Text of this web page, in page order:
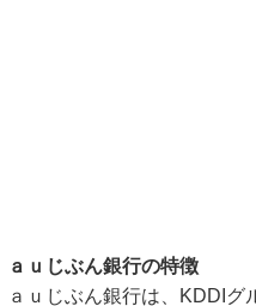
ａｕじぶん銀行の特徴
ａｕじぶん銀行は、KDDIグ